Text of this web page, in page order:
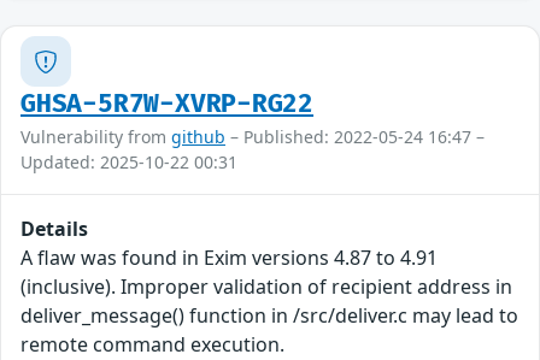
GHSA-5R7W-XVRP-RG22
Vulnerability from github – Published: 2022-05-24 16:47 –
Updated: 2025-10-22 00:31
Details
A flaw was found in Exim versions 4.87 to 4.91
(inclusive). Improper validation of recipient address in
deliver_message() function in /src/deliver.c may lead to
remote command execution.